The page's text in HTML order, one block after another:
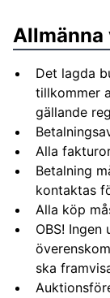
Det lagda
tillkommer
gällande
Alla
Betalning
kontaktas
Alla köp
OBS!
ska